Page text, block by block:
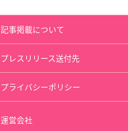
記事掲載について
プレスリリース送付先
プライバシーポリシー
運営会社